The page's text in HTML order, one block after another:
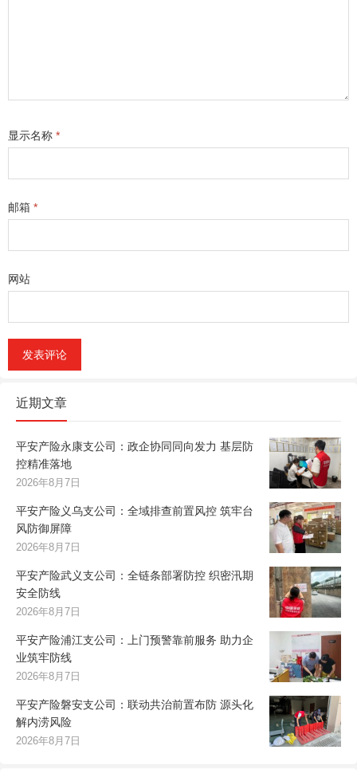
显示名称 *
邮箱 *
网站
近期文章
平安产险永康支公司：政企协同同向发力 基层防
控精准落地
2026年8月7日
平安产险义乌支公司：全域排查前置风控 筑牢台
风防御屏障
2026年8月7日
平安产险武义支公司：全链条部署防控 织密汛期
安全防线
2026年8月7日
平安产险浦江支公司：上门预警靠前服务 助力企
业筑牢防线
2026年8月7日
平安产险磐安支公司：联动共治前置布防 源头化
解内涝风险
2026年8月7日